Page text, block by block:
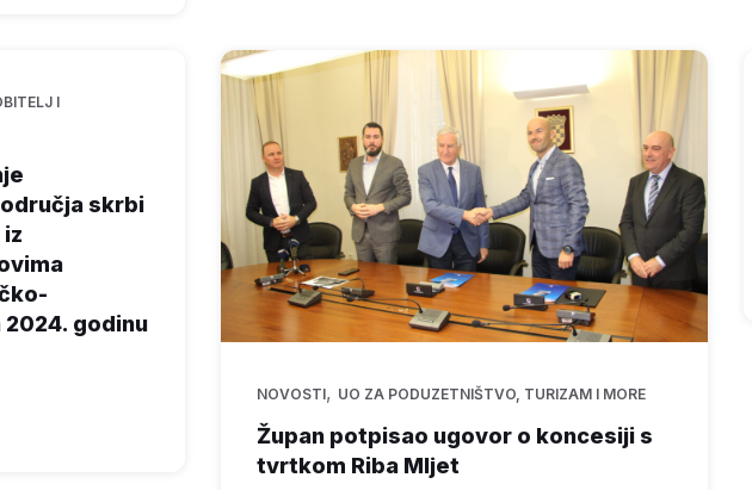
I
skrbi
godinu
NOVOSTI, UO ZA PODUZETNIŠTVO, TURIZAM I MORE
Župan potpisao ugovor o koncesiji s
tvrtkom Riba Mljet